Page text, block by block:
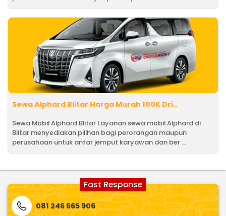
Sewa Alphard Blitar Harga Murah 100K Dri..
Sewa Mobil Alphard Blitar Layanan sewa mobil Alphard di
Blitar menyediakan pilihan bagi perorangan maupun
perusahaan untuk antar jemput karyawan dan ber ...
Fast Response
081 246 665 906